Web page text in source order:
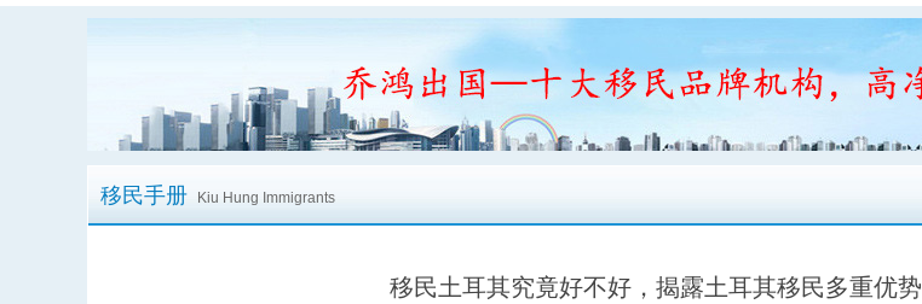
移民手册 Kiu Hung Immigrants
移民土耳其究竟好不好，揭露土耳其移民多重优势